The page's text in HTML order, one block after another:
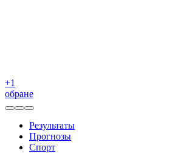
+1
обране
Результаты
Прогнозы
Спорт